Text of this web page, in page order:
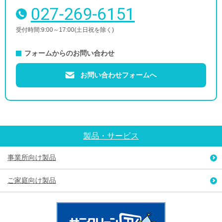
電話番号
027-269-6151
受付時間 9:00～17:00(土日祝を除く)
フォームからのお問い合わせ
お問い合わせフォームへ
製品・サービス
事業所向け製品
ご家庭向け製品